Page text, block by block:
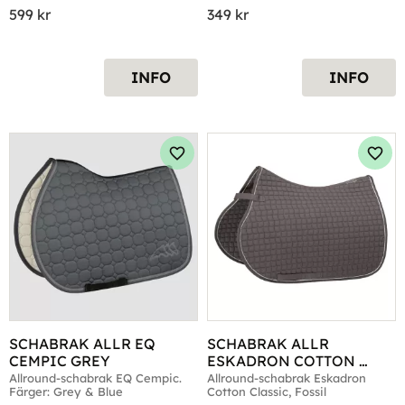
599 kr
INFO
349 kr
INFO
SCHABRAK ALLR EQ
CEMPIC GREY
Allround-schabrak EQ Cempic.
Färger: Grey & Blue
Lägg till i favoriter
SCHABRAK ALLR
ESKADRON COTTON
CLASSIC FOSSIL
Allround-schabrak Eskadron
Cotton Classic, Fossil